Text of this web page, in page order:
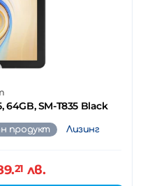
64GB, SM-T835 Black
продукт Лизинг
21 лв.